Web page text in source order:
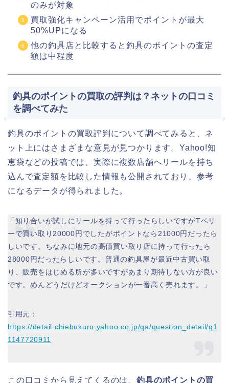
のみが対象
買取強化キャンペーン活用でポイントが最大
50%UPになる
他の釣具店と比較すると釣具のポイントの査定
額は中程度
釣具のポイントの買取の評判は？ネットの口コミ
を調べてみた
釣具のポイントの買取評判について調べてみると、ネ
ット上にはさまざまな意見が見つかります。Yahoo!知
恵袋などの投稿では、実際に複数店舗へリールを持ち
込んで査定額を比較した情報も公開されており、参考
になるデータが得られました。
「知り合いが試しにリールを持って行ったらしいですがTベリ
ーで買い取り20000円でしたがポイントなら21000円だったら
しいです。ちなみに地元の高価買い取り店に持って行ったら
28000円だったらしいです。普通の釣具屋が最近中古買い取
り、販売をはじめる所が多いですがあまり期待しない方が良い
です。めんどうだけどオークションが一番高く売れます。」
引用元：
https://detail.chiebukuro.yahoo.co.jp/qa/question_detail/q1
1147720911
この口コミから見えてくるのは、 釣具のポイントの買